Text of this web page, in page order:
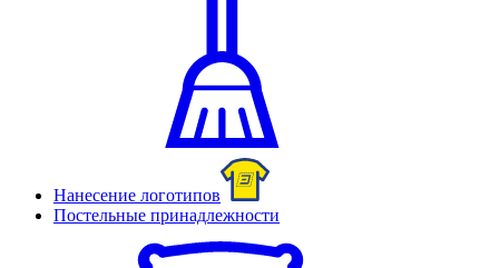
Нанесение логотипов
Постельные принадлежности